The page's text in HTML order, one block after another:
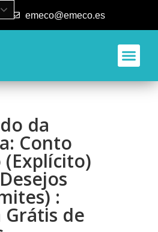
emeco@emeco.es
da
Conto
(Explícito)
:
de